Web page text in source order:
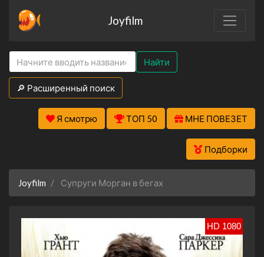
Joyfilm
Найти
🔎 Расширенный поиск
Я смотрю ТОП 50 МНЕ ПОВЕЗЕТ
Подборки
Joyfilm Супруги Морган в бегах
HD 1080